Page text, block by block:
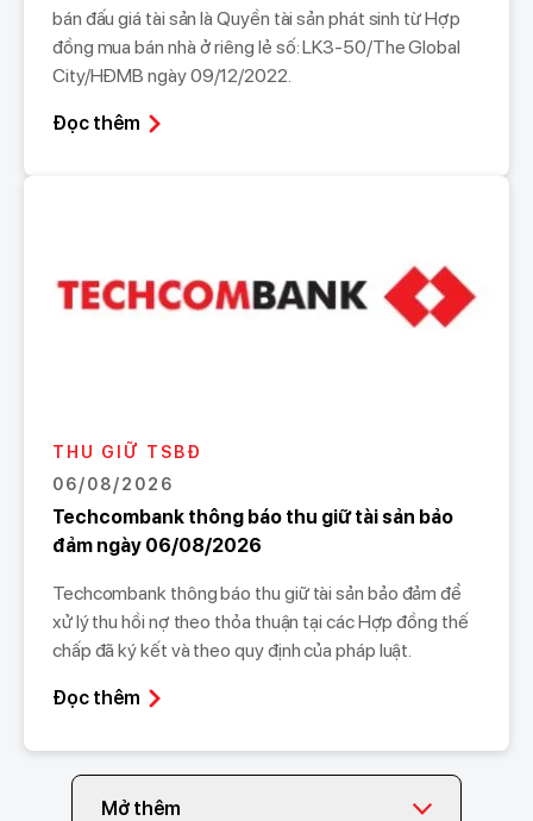
bán đấu giá tài sản là Quyền tài sản phát sinh từ Hợp
đồng mua bán nhà ở riêng lẻ số: LK3-50/The Global
City/HĐMB ngày 09/12/2022.
Đọc thêm
THU GIỮ TSBĐ
06/08/2026
Techcombank thông báo thu giữ tài sản bảo
đảm ngày 06/08/2026
Techcombank thông báo thu giữ tài sản bảo đảm để
xử lý thu hồi nợ theo thỏa thuận tại các Hợp đồng thế
chấp đã ký kết và theo quy định của pháp luật.
Đọc thêm
Mở thêm